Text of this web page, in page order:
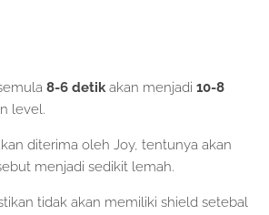
8-6 detikakan menjadi 10-8
level.
diterima oleh Joy, tentunya akan
menjadi sedikit lemah.
tidak akan memiliki shield setebal